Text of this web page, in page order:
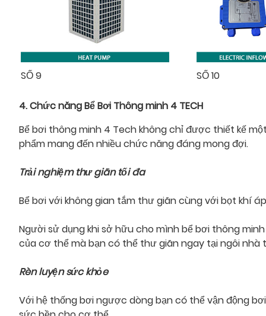
SỐ 9 SỐ 10
4. Chức năng Bể Bơi Thông minh 4 TECH
Bể bơi thông minh 4 Tech không chỉ được thiết kế
phẩm mang đến nhiều chức năng đáng mong đợi.
Trải nghiệm thư giãn tối đa
Bể bơi với không gian tắm thư giãn cùng với bọt khí
Người sử dụng khi sở hữu cho mình bể bơi thông
của cơ thể mà bạn có thể thư giãn ngay tại ngôi nhà
Rèn luyện sức khỏe
Với hệ thống bơi ngược dòng bạn có thể vận động